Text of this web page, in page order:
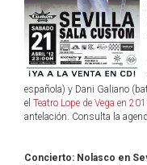
española) y Dani Galiano
el Teatro Lope de Vega en
antelación. Consulta la
Concierto: Nolasco en